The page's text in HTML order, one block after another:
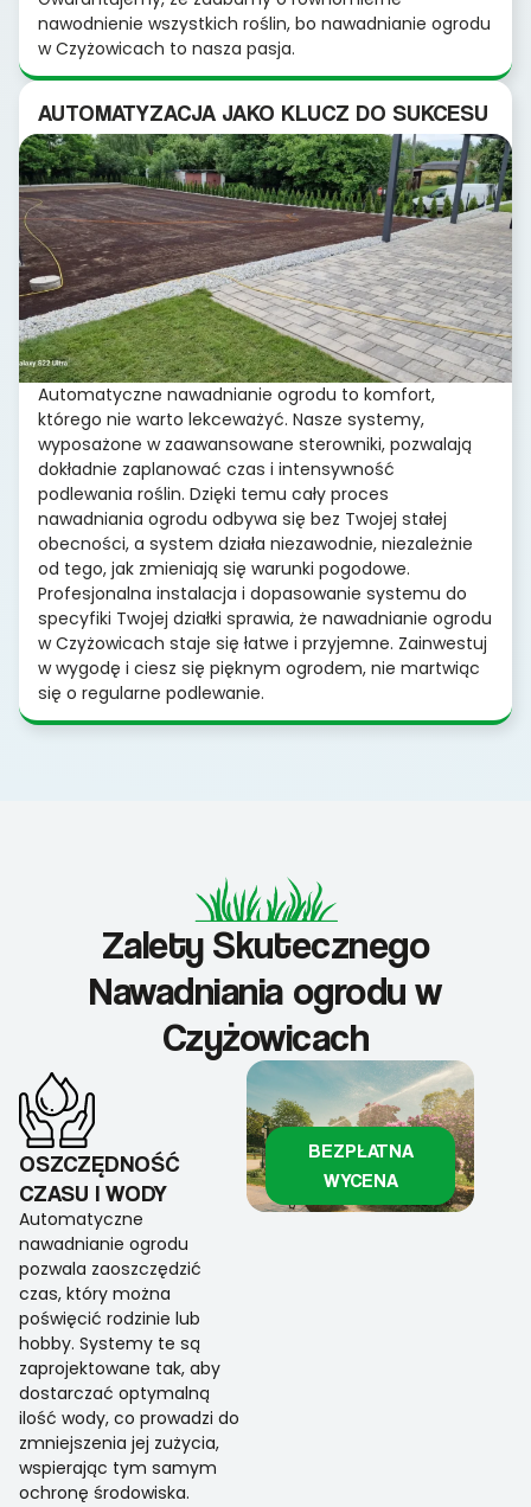
nawodnienie wszystkich roślin, bo nawadnianie ogrodu
w Czyżowicach to nasza pasja.
AUTOMATYZACJA JAKO KLUCZ DO SUKCESU
Automatyczne nawadnianie ogrodu to komfort,
którego nie warto lekceważyć. Nasze systemy,
wyposażone w zaawansowane sterowniki, pozwalają
dokładnie zaplanować czas i intensywność
podlewania roślin. Dzięki temu cały proces
nawadniania ogrodu odbywa się bez Twojej stałej
obecności, a system działa niezawodnie, niezależnie
od tego, jak zmieniają się warunki pogodowe.
Profesjonalna instalacja i dopasowanie systemu do
specyfiki Twojej działki sprawia, że nawadnianie ogrodu
w Czyżowicach staje się łatwe i przyjemne. Zainwestuj
w wygodę i ciesz się pięknym ogrodem, nie martwiąc
się o regularne podlewanie.
Zalety Skutecznego
Nawadniania ogrodu w
Czyżowicach
OSZCZĘDNOŚĆ
CZASU I WODY
Automatyczne
nawadnianie ogrodu
pozwala zaoszczędzić
czas, który można
poświęcić rodzinie lub
hobby. Systemy te są
zaprojektowane tak, aby
dostarczać optymalną
ilość wody, co prowadzi do
zmniejszenia jej zużycia,
wspierając tym samym
ochronę środowiska.
BEZPŁATNA
WYCENA